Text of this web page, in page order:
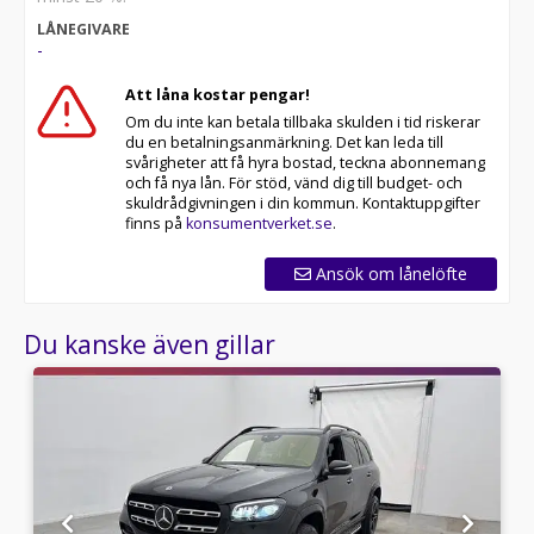
* Störst i Sverige på begagnade bilar
* Erbjuder hemleverans i hela Sverige
* 14 dagars helförsäkring via Folksam
* Över 10 tusen omdömen på Trustpilot
* Våra bilar är testade på över 100 punkter
* Kvalitetssäkrade bilar
Välkommen till Riddermark Bil AB, Sveriges största
märkesoberoende bilfirma! Vi säljer cirka 55000 bilar
om året. Alla våra bilar är leveransklara och vi erbjuder
Eftersom vi har väldigt korta lagertider på våra bilar
87040 för att kontrollera att fordonet finns kvar! Vi
ordnar en finansiering som passar just dina behov och
Besökstider i butik:
LÅNEGIVARE
-
Att låna kostar pengar!
Om du inte kan betala tillbaka skulden i tid riskerar
du en betalningsanmärkning. Det kan leda till
svårigheter att få hyra bostad, teckna abonnemang
och få nya lån. För stöd, vänd dig till budget- och
skuldrådgivningen i din kommun. Kontaktuppgifter
finns på konsumentverket.se.
Ansök om lånelöfte
Du kanske även gillar